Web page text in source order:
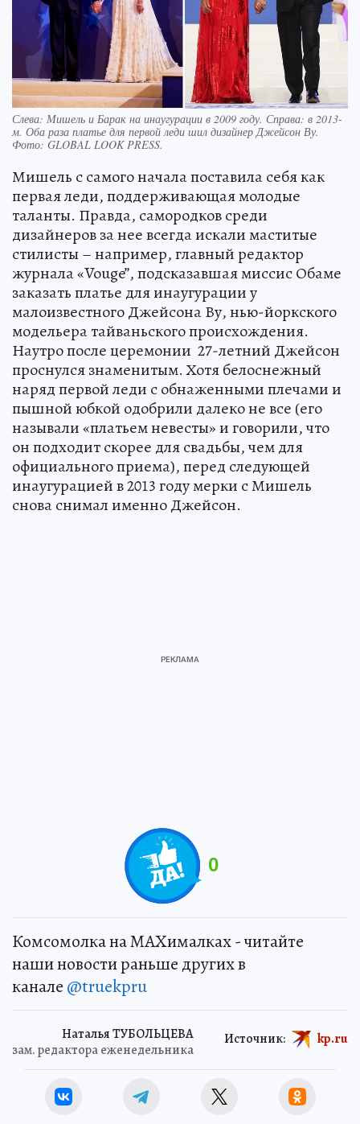
Слева: Мишель и Барак на инаугурации в 2009 году. Справа: в 2013-
м. Оба раза платье для первой леди шил дизайнер Джейсон Ву.
Фото: GLOBAL LOOK PRESS.
Мишель с самого начала поставила себя как
первая леди, поддерживающая молодые
таланты. Правда, самородков среди
дизайнеров за нее всегда искали маститые
стилисты – например, главный редактор
журнала «Vouge”, подсказавшая миссис Обаме
заказать платье для инаугурации у
малоизвестного Джейсона Ву, нью-йоркского
модельера тайваньского происхождения.
Наутро после церемонии 27-летний Джейсон
проснулся знаменитым. Хотя белоснежный
наряд первой леди с обнаженными плечами и
пышной юбкой одобрили далеко не все (его
называли «платьем невесты» и говорили, что
он подходит скорее для свадьбы, чем для
официального приема), перед следующей
инаугурацией в 2013 году мерки с Мишель
снова снимал именно Джейсон.
0
Комсомолка на MAXималках - читайте
наши новости раньше других в
канале @truekpru
Наталья ТУБОЛЬЦЕВА
зам. редактора еженедельника
Источник: kp.ru